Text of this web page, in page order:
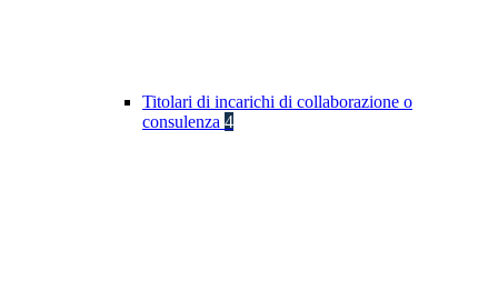
Titolari di incarichi di collaborazione o
consulenza 4